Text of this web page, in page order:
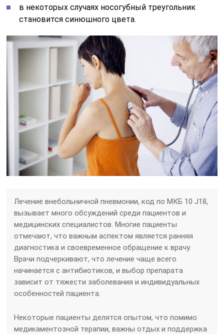
в некоторых случаях носогубный треугольник
становится синюшного цвета.
Лечение внебольничной пневмонии, код по МКБ 10 J18,
вызывает много обсуждений среди пациентов и
медицинских специалистов. Многие пациенты
отмечают, что важным аспектом является ранняя
диагностика и своевременное обращение к врачу.
Врачи подчеркивают, что лечение чаще всего
начинается с антибиотиков, и выбор препарата
зависит от тяжести заболевания и индивидуальных
особенностей пациента.
Некоторые пациенты делятся опытом, что помимо
медикаментозной терапии, важны отдых и поддержка